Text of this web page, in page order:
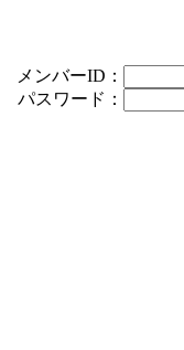
メンバーID：
パスワード：